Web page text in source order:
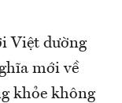
Việt dường
mới về
khỏe không